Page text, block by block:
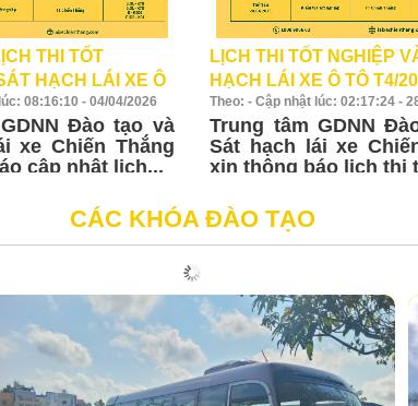
THI TỐT
HẠCH LÁI XE Ô
08:16:10 - 04/04/2026
Đào tạo và
xe Chiến Thắng
cập nhật lịch...
LỊCH THI TỐT NGHIỆP
HẠCH LÁI XE Ô TÔ T4/
Theo: - Cập nhật lúc: 02:17:24 -
Trung tâm GDNN
Sát hạch lái xe
xin thông báo lịch thi
CÁC KHÓA ĐÀO TẠO